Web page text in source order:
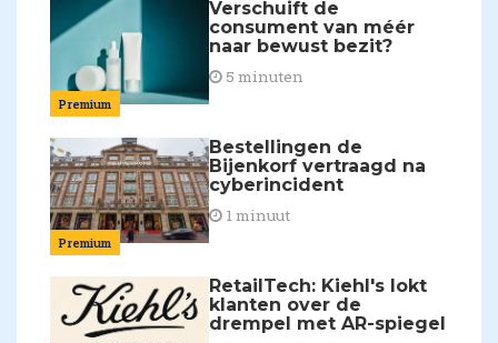
Premium
Verschuift de
consument van méér
naar bewust bezit?
5 minuten
Premium
Bestellingen de
Bijenkorf vertraagd na
cyberincident
1 minuut
RetailTech: Kiehl's lokt
klanten over de
drempel met AR-spiegel